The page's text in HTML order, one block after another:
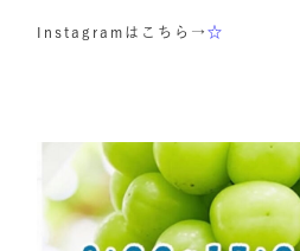
Instagramはこちら→☆